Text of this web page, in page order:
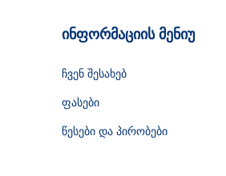
ინფორმაციის მენიუ
ჩვენ შესახებ
ფასები
წესები და პირობები